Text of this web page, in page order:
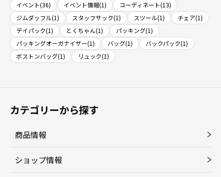
イベント(36)
イベント情報(1)
コーディネート(13)
ジムダッフル(1)
スタッフサック(1) スツール(1)
チェア(1)
デイパック(1)
とくちゃん(1)
パッキング(1)
パッキングオーガナイザー(1)
バッグ(1)
バックパック(1)
ボストンバッグ(1)
リュック(1)
カテゴリーから探す
商品情報
ショップ情報